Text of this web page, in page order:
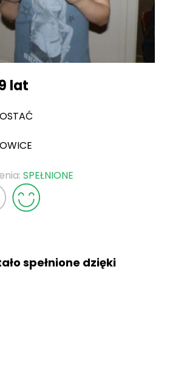
lat
SPEŁNIONE
spełnione dzięki